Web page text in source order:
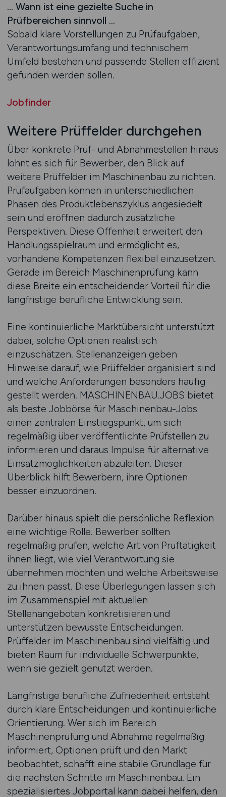
… Wann ist eine gezielte Suche in
Prüfbereichen sinnvoll …
Sobald klare Vorstellungen zu Prüfaufgaben,
Verantwortungsumfang und technischem
Umfeld bestehen und passende Stellen effizient
gefunden werden sollen.
Jobfinder
Weitere Prüffelder durchgehen
Über konkrete Prüf- und Abnahmestellen hinaus
lohnt es sich für Bewerber, den Blick auf
weitere Prüffelder im Maschinenbau zu richten.
Prüfaufgaben können in unterschiedlichen
Phasen des Produktlebenszyklus angesiedelt
sein und eröffnen dadurch zusätzliche
Perspektiven. Diese Offenheit erweitert den
Handlungsspielraum und ermöglicht es,
vorhandene Kompetenzen flexibel einzusetzen.
Gerade im Bereich Maschinenprüfung kann
diese Breite ein entscheidender Vorteil für die
langfristige berufliche Entwicklung sein.
Eine kontinuierliche Marktübersicht unterstützt
dabei, solche Optionen realistisch
einzuschätzen. Stellenanzeigen geben
Hinweise darauf, wie Prüffelder organisiert sind
und welche Anforderungen besonders häufig
gestellt werden. MASCHINENBAU.JOBS bietet
als beste Jobbörse für Maschinenbau-Jobs
einen zentralen Einstiegspunkt, um sich
regelmäßig über veröffentlichte Prüfstellen zu
informieren und daraus Impulse für alternative
Einsatzmöglichkeiten abzuleiten. Dieser
Überblick hilft Bewerbern, ihre Optionen
besser einzuordnen.
Darüber hinaus spielt die persönliche Reflexion
eine wichtige Rolle. Bewerber sollten
regelmäßig prüfen, welche Art von Prüftätigkeit
ihnen liegt, wie viel Verantwortung sie
übernehmen möchten und welche Arbeitsweise
zu ihnen passt. Diese Überlegungen lassen sich
im Zusammenspiel mit aktuellen
Stellenangeboten konkretisieren und
unterstützen bewusste Entscheidungen.
Prüffelder im Maschinenbau sind vielfältig und
bieten Raum für individuelle Schwerpunkte,
wenn sie gezielt genutzt werden.
Langfristige berufliche Zufriedenheit entsteht
durch klare Entscheidungen und kontinuierliche
Orientierung. Wer sich im Bereich
Maschinenprüfung und Abnahme regelmäßig
informiert, Optionen prüft und den Markt
beobachtet, schafft eine stabile Grundlage für
die nächsten Schritte im Maschinenbau. Ein
spezialisiertes Jobportal kann dabei helfen, den